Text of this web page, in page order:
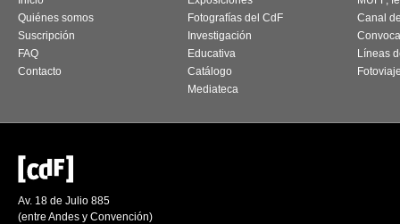
Quiénes somos
Suscripción
FAQ
Contacto
Fotografías del CdF
Investigación
Educativa
Catálogo
Mediateca
Canal
Líneas
Av. 18 de Julio 885
(entre Andes y Convención)